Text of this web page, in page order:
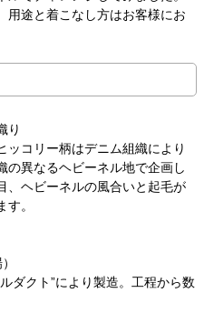
用途と着こなし方はお客様にお
り
ッコリー柄はデニム組織により
の異なるヘビーネル地で企画し
、ヘビーネルの風合いと起毛が
。
ダクト”により製造。工程から数